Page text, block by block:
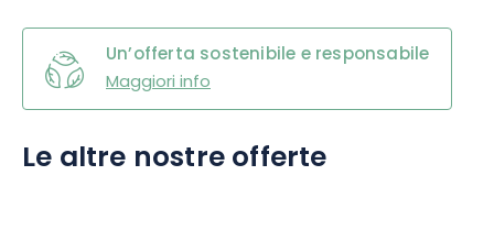
Un’offerta sostenibile e responsabile
Maggiori info
Le altre nostre offerte